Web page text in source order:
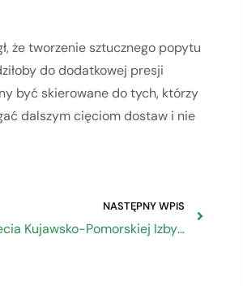
że tworzenie sztucznego popytu
do dodatkowej presji
być skierowane do tych, którzy
dalszym cięciom dostaw i nie
NASTĘPNY WPIS
Jubileusz 120-lecia Kujawsko-Pomorskiej Izby Rzemiosła i Przedsiębiorczości w Bydgoszczy